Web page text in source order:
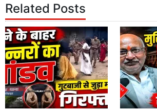
Related Posts